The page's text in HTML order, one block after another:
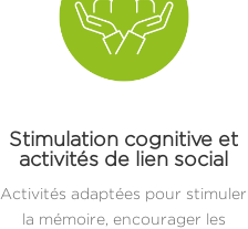
Stimulation cognitive et
activités de lien social
Activités adaptées pour stimuler
la mémoire, encourager les